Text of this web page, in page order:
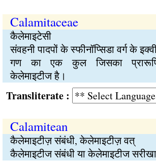
Calamitaceae
कैलेमाइटेसी
संवहनी पादपों के स्फीनॉप्सिडा वर्ग के
गण का एक कुल जिसका
केलेमाइटीज है।
:
Calamitean
कैलेमाइटीज़ संबंधी, केलेमाइटीज़ वत्
कैलेमाइटीज संबंधी या केलेमाइटीज